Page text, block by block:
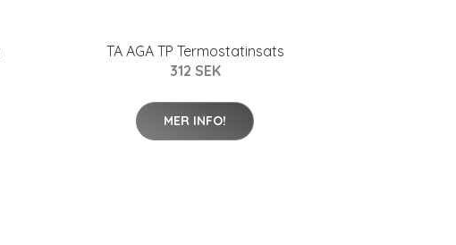
TA AGA TP Termostatinsats
312 SEK
MER INFO!